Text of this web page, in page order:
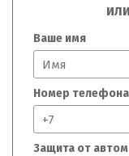
Ваше имя
Номер телефона
Защита от